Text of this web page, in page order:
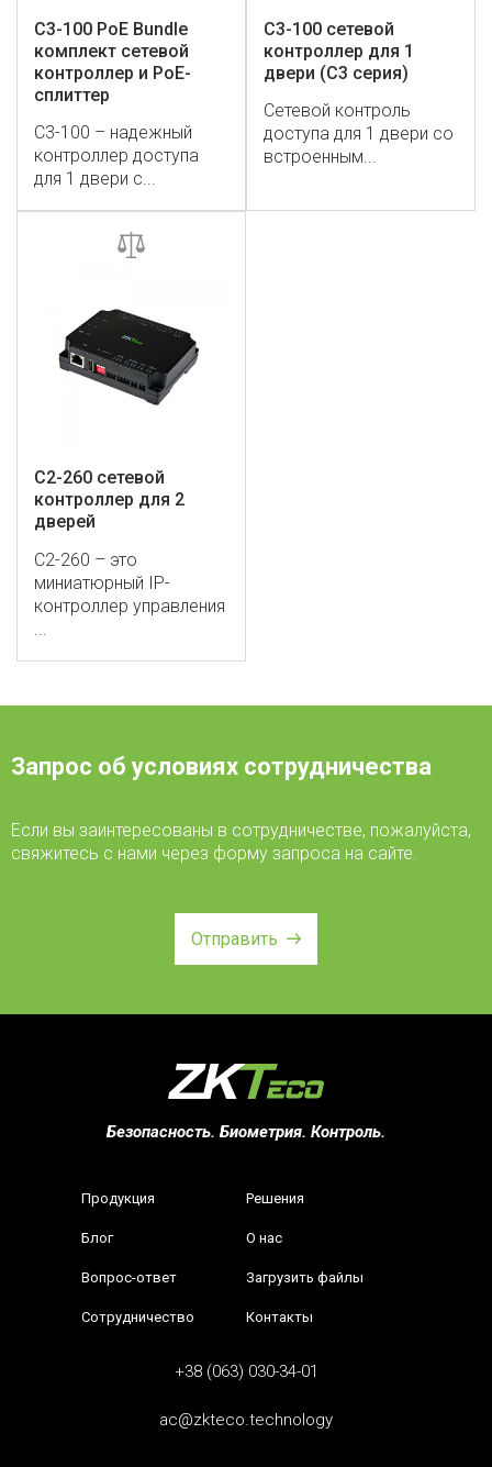
C3-100 PoE Bundle
комплект сетевой
контроллер и PoE-
сплиттер
C3-100 – надежный
контроллер доступа
для 1 двери с...
C3-100 сетевой
контроллер для 1
двери (C3 серия)
Сетевой контроль
доступа для 1 двери со
встроенным...
C2-260 сетевой
контроллер для 2
дверей
C2-260 – это
миниатюрный IP-
контроллер управления
Запрос об условиях сотрудничества
Если вы заинтересованы в сотрудничестве, пожалуйста,
свяжитесь с нами через форму запроса на сайте.
Отправить
Безопасность. Биометрия. Контроль.
Продукция Решения
Блог О нас
Вопрос-ответ Загрузить файлы
Сотрудничество Контакты
+38 (063) 030-34-01
ac@zkteco.technology